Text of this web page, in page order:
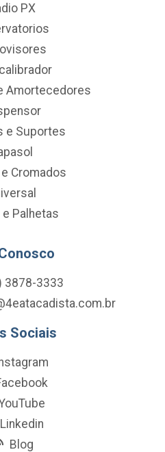
PX
Amortecedores
e Suportes
Cromados
Palhetas
3878-3333
Sociais
Linkedin
Blog